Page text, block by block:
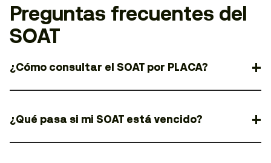
Preguntas frecuentes del
SOAT
¿Cómo consultar el SOAT por PLACA?
¿Qué pasa si mi SOAT está vencido?